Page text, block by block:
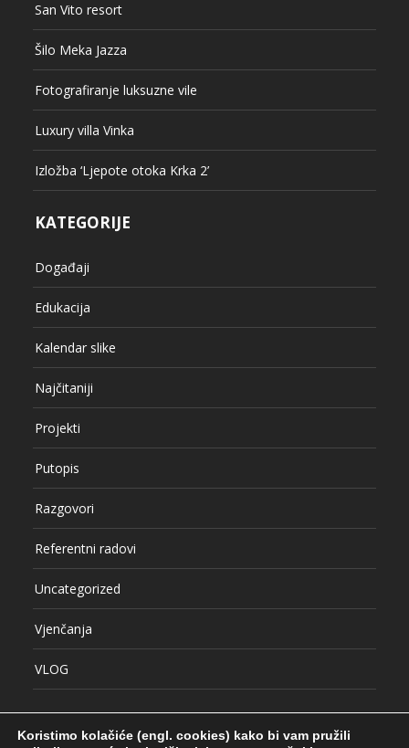
San Vito resort
Šilo Meka Jazza
Fotografiranje luksuzne vile
Luxury villa Vinka
Izložba ‘Ljepote otoka Krka 2’
KATEGORIJE
Događaji
Edukacija
Kalendar slike
Najčitaniji
Projekti
Putopis
Razgovori
Referentni radovi
Uncategorized
Vjenčanja
VLOG
Koristimo kolačiće (engl. cookies) kako bi vam pružili